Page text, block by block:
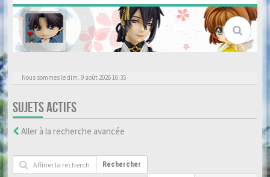
Nous sommes le dim. 9 août 2026 16:35
SUJETS ACTIFS
Aller à la recherche avancée
Rechercher